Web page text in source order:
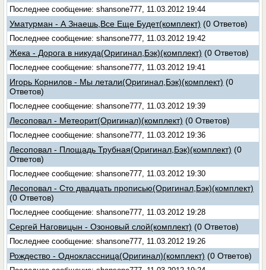
Последнее сообщение: shansone777, 11.03.2012 19:44
Уматурман - А Знаешь,Все Еще Будет(комплект) (0 Ответов)
Последнее сообщение: shansone777, 11.03.2012 19:42
Жека - Дорога в никуда(Оригинал,Бэк)(комплект) (0 Ответов)
Последнее сообщение: shansone777, 11.03.2012 19:41
Игорь Корнилов - Мы летали(Оригинал,Бэк)(комплект) (0
Ответов)
Последнее сообщение: shansone777, 11.03.2012 19:39
Лесоповал - Метеорит(Оригинал)(комплект) (0 Ответов)
Последнее сообщение: shansone777, 11.03.2012 19:36
Лесоповал - Площадь Трубная(Оригинал,Бэк)(комплект) (0
Ответов)
Последнее сообщение: shansone777, 11.03.2012 19:30
Лесоповал - Сто двадцать прописью(Оригинал,Бэк)(комплект)
(0 Ответов)
Последнее сообщение: shansone777, 11.03.2012 19:28
Сергей Наговицын - Озоновый слой(комплект) (0 Ответов)
Последнее сообщение: shansone777, 11.03.2012 19:26
Рождество - Одноклассница(Оригинал)(комплект) (0 Ответов)